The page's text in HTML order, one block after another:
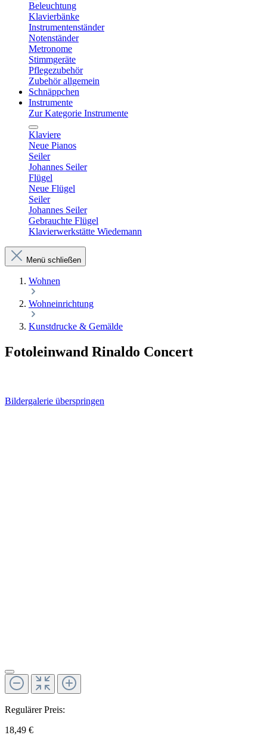
Beleuchtung
Klavierbänke
Instrumentenständer
Notenständer
Metronome
Stimmgeräte
Pflegezubehör
Zubehör allgemein
Schnäppchen
Instrumente
Zur Kategorie Instrumente
Klaviere
Neue Pianos
Seiler
Johannes Seiler
Flügel
Neue Flügel
Seiler
Johannes Seiler
Gebrauchte Flügel
Klavierwerkstätte Wiedemann
Menü schließen
Wohnen
Wohneinrichtung
Kunstdrucke & Gemälde
Fotoleinwand Rinaldo Concert
Bildergalerie überspringen
Regulärer Preis:
18,49 €